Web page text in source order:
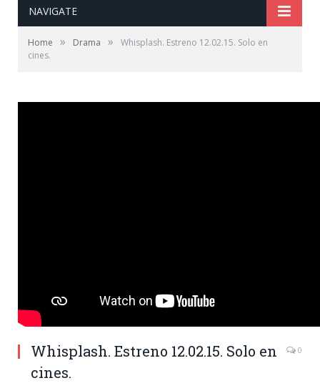
NAVIGATE
Home » Drama »
Whisplash. Estreno 12.02.15. Solo en
cines.
Whisplash. Estreno 12.02.15. Solo en
cines.
0